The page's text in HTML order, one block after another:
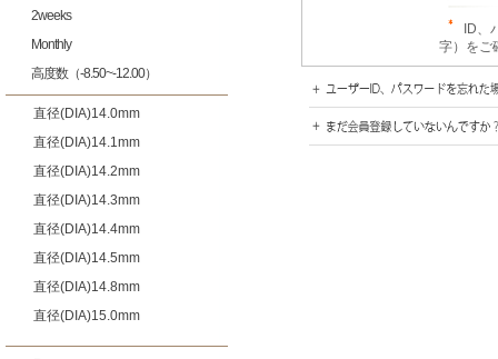
2weeks
Monthly
高度数（-8.50~-12.00）
直径(DIA)14.0mm
直径(DIA)14.1mm
直径(DIA)14.2mm
直径(DIA)14.3mm
直径(DIA)14.4mm
直径(DIA)14.5mm
直径(DIA)14.8mm
直径(DIA)15.0mm
ID、
字）をご